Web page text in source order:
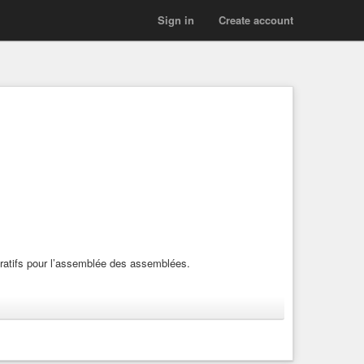
Create account
Sign in
pour l’assemblée des assemblées.